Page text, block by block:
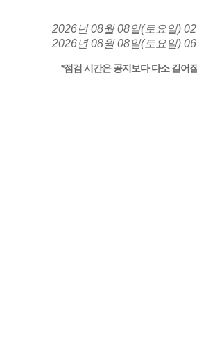
2026년 08월 08일(토요일)
2026년 08월 08일(토요일)
*점검 시간은 공지보다 다소 길어